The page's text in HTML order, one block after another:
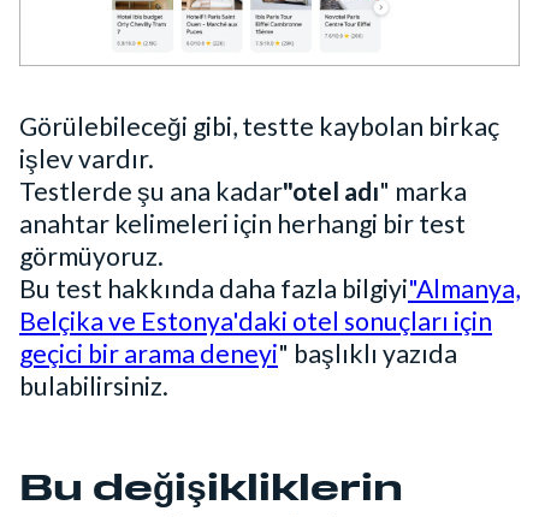
Görülebileceği gibi, testte kaybolan birkaç
işlev vardır.
Testlerde şu ana kadar"otel adı" marka
anahtar kelimeleri için herhangi bir test
görmüyoruz.
Bu test hakkında daha fazla bilgiyi"Almanya,
Belçika ve Estonya'daki otel sonuçları için
geçici bir arama deneyi" başlıklı yazıda
bulabilirsiniz.
Bu değişikliklerin